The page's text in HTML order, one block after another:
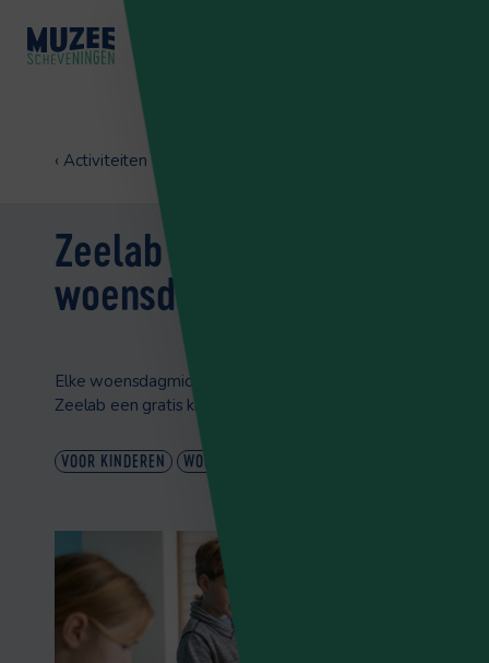
‹ Activiteiten
Zeelab | iedere
woensdagmiddag
Elke woensdagmiddag organiseert Muzee in het
Zeelab een gratis knutselinloop voor kinderen.
VOOR KINDEREN WORKSHOP